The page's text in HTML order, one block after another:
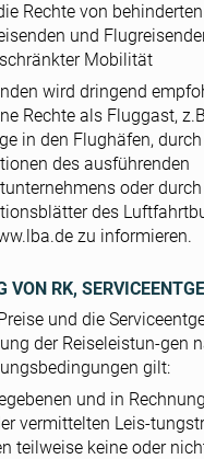
Rechte von behinderten
und
Mobilität
wird dringend
Rechte als Fluggast,
in den Flughäfen,
des ausführenden
oder
des
zu informieren.
VON RK,
und die
der Reiseleistun-gen
gilt:
und in
vermittelten Leis-
teilweise keine oder